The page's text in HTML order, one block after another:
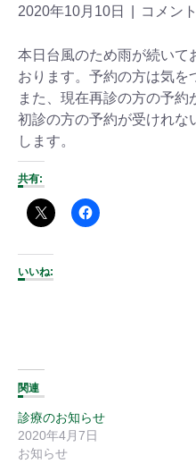
2020年10月10日 コメン
本日台風のため雨が続いて
おります。予約の方は気を
また、現在再診の方の予
初診の方の予約が受けれな
します。
共有:
いいね:
関連
診療のお知らせ
2020年4月7日
お知らせ